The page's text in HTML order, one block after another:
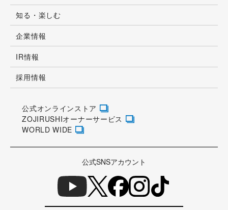
知る・楽しむ
企業情報
IR情報
採用情報
公式オンラインストア
ZOJIRUSHIオーナーサービス
WORLD WIDE
公式SNSアカウント